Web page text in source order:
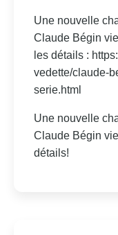
Une nouvelle
Claude Bégin
les détails :
vedette/claude-
serie.html
Une nouvelle
Claude Bégin
détails!